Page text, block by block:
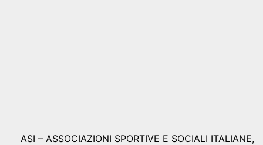
ASI – ASSOCIAZIONI SPORTIVE E SOCIALI ITALIANE,